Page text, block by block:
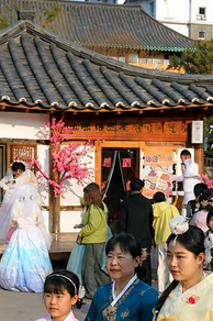
변화하는 도시이면서도
습은 다른 중국 도시에서는
할 수 있는 곳이다. 전통가
통복식을 입고 사진을 남기